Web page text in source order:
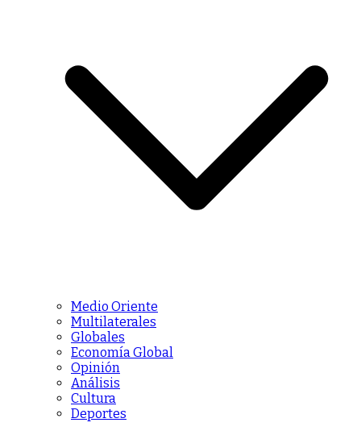
Medio Oriente
Multilaterales
Globales
Economía Global
Opinión
Análisis
Cultura
Deportes